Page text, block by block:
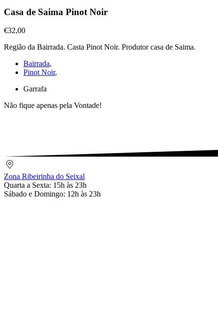
Vinhos
Tintos,
Casa
Saima
Noir
€32,00
Casa de Saima Pinot Noir
€32,00
Região da Bairrada. Casta Pinot Noir. Produtor casa de Saima.
Bairrada,
Pinot Noir,
Garrafa
Não fique apenas pela Vontade!
do
Seixal
Zona Ribeirinha do Seixal
Quarta a Sexta: 15h às 23h
Sábado e Domingo: 12h às 23h